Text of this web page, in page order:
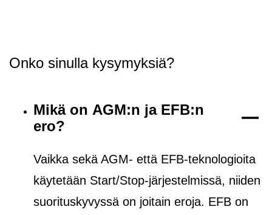
Onko sinulla kysymyksiä?
Mikä on AGM:n ja EFB:n
ero?
Vaikka sekä AGM- että EFB-teknologioita
käytetään Start/Stop-järjestelmissä, niiden
suorituskyvyssä on joitain eroja. EFB on